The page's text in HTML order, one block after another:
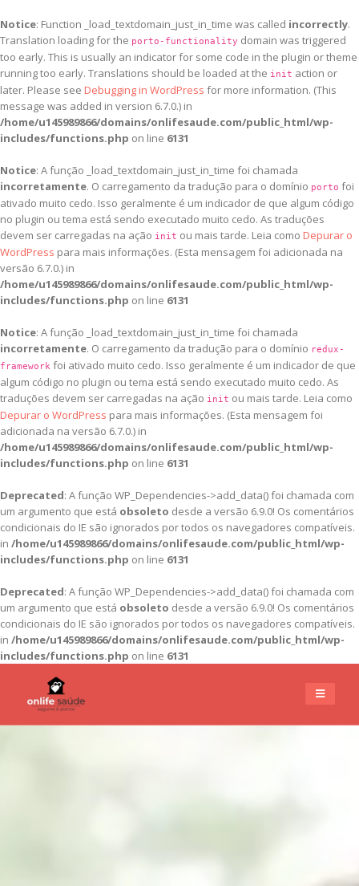
Notice: Function _load_textdomain_just_in_time was called incorrectly.
Translation loading for the porto-functionality domain was triggered
too early. This is usually an indicator for some code in the plugin or theme
running too early. Translations should be loaded at the init action or
later. Please see Debugging in WordPress for more information. (This
message was added in version 6.7.0.) in
/home/u145989866/domains/onlifesaude.com/public_html/wp-
includes/functions.php on line 6131
Notice: A função _load_textdomain_just_in_time foi chamada
incorretamente. O carregamento da tradução para o domínio porto foi
ativado muito cedo. Isso geralmente é um indicador de que algum código
no plugin ou tema está sendo executado muito cedo. As traduções
devem ser carregadas na ação init ou mais tarde. Leia como Depurar o
WordPress para mais informações. (Esta mensagem foi adicionada na
versão 6.7.0.) in
/home/u145989866/domains/onlifesaude.com/public_html/wp-
includes/functions.php on line 6131
Notice: A função _load_textdomain_just_in_time foi chamada
incorretamente. O carregamento da tradução para o domínio redux-
framework foi ativado muito cedo. Isso geralmente é um indicador de que
algum código no plugin ou tema está sendo executado muito cedo. As
traduções devem ser carregadas na ação init ou mais tarde. Leia como
Depurar o WordPress para mais informações. (Esta mensagem foi
adicionada na versão 6.7.0.) in
/home/u145989866/domains/onlifesaude.com/public_html/wp-
includes/functions.php on line 6131
Deprecated: A função WP_Dependencies->add_data() foi chamada com
um argumento que está obsoleto desde a versão 6.9.0! Os comentários
condicionais do IE são ignorados por todos os navegadores compatíveis.
in /home/u145989866/domains/onlifesaude.com/public_html/wp-
includes/functions.php on line 6131
Deprecated: A função WP_Dependencies->add_data() foi chamada com
um argumento que está obsoleto desde a versão 6.9.0! Os comentários
condicionais do IE são ignorados por todos os navegadores compatíveis.
in /home/u145989866/domains/onlifesaude.com/public_html/wp-
includes/functions.php on line 6131